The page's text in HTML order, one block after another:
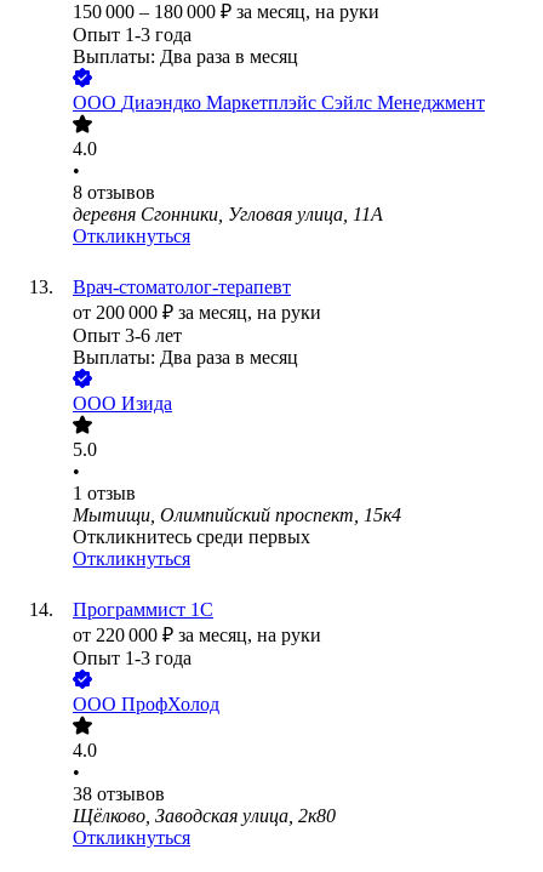
150 000 – 180 000 ₽ за месяц, на руки
Опыт 1-3 года
Выплаты: Два раза в месяц
ООО Диаэндко Маркетплэйс Сэйлс Менеджмент
4.0
•
8 отзывов
деревня Сгонники, Угловая улица, 11А
Откликнуться
Врач-стоматолог-терапевт
от 200 000 ₽ за месяц, на руки
Опыт 3-6 лет
Выплаты: Два раза в месяц
ООО Изида
5.0
•
1 отзыв
Мытищи, Олимпийский проспект, 15к4
Откликнитесь среди первых
Откликнуться
Программист 1С
от 220 000 ₽ за месяц, на руки
Опыт 1-3 года
ООО ПрофХолод
4.0
•
38 отзывов
Щёлково, Заводская улица, 2к80
Откликнуться